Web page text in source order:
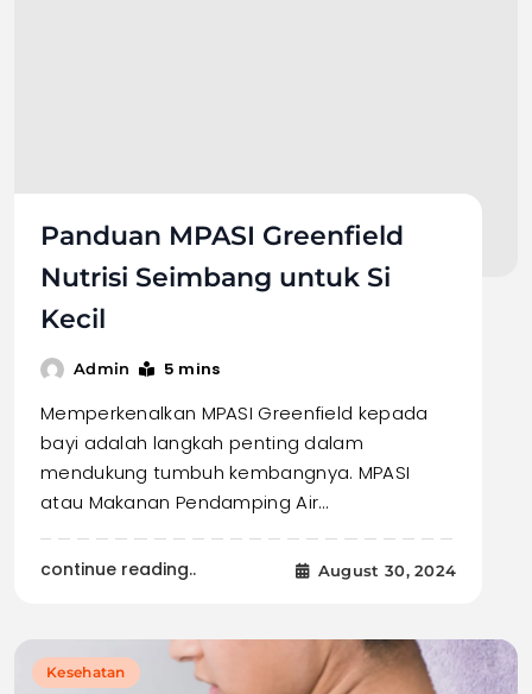
Panduan MPASI Greenfield
Nutrisi Seimbang untuk Si
Kecil
Admin 5 mins
Memperkenalkan MPASI Greenfield kepada
bayi adalah langkah penting dalam
mendukung tumbuh kembangnya. MPASI
atau Makanan Pendamping Air…
continue reading.. August 30, 2024
Kesehatan